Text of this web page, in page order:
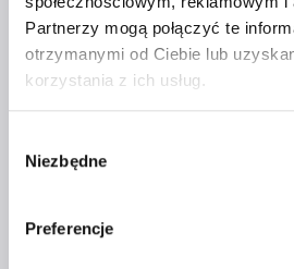
Partnerzy mogą połączyć te
otrzymanymi od Ciebie lub
korzystania z ich usług.
zgody
Niezbędne
Preferencje
OSTATNIE SPOTKANIE
„CZERWONA SZPILKA